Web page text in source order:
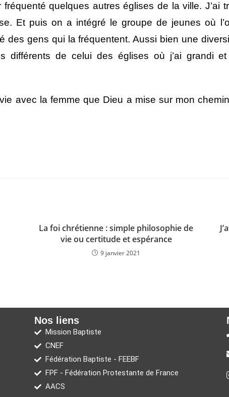
quelques autres églises de la ville. J’ai
Et puis on a intégré le groupe de jeunes où
des gens qui la fréquentent. Aussi bien une
différents de celui des églises où j’ai grandi
avec la femme que Dieu a mise sur mon
La foi chrétienne : simple philosophie de
vie ou certitude et espérance
9 janvier 2021
Nos liens
Mission Baptiste
CNEF
Fédération Baptiste - FEEBF
FPF - Fédération Protestante de France
AACS